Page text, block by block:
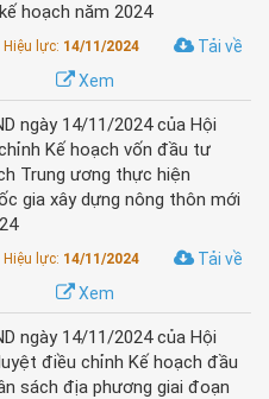
hoạch năm 2024
Hiệu lực: 14/11/2024
Tải về
Xem
ngày 14/11/2024 của Hội
Kế hoạch vốn đầu tư
Trung ương thực hiện
gia xây dựng nông thôn mới
Hiệu lực: 14/11/2024
Tải về
Xem
ngày 14/11/2024 của Hội
điều chỉnh Kế hoạch đầu
sách địa phương giai đoạn